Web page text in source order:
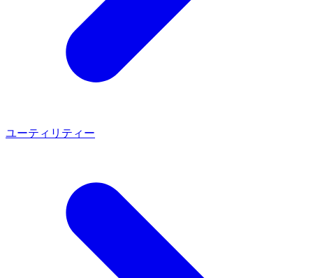
ユーティリティー